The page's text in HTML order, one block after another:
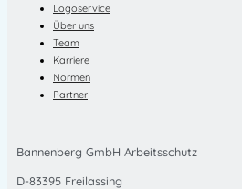
Logoservice
Über uns
Team
Karriere
Normen
Partner
Bannenberg GmbH Arbeitsschutz
D-83395 Freilassing